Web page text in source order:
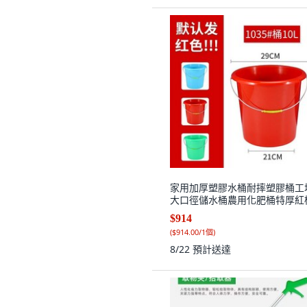
家用加厚塑膠水桶耐摔塑膠桶工
大口徑儲水桶農用化肥桶特厚紅
$914
($914.00/1個)
8/22 預計送達